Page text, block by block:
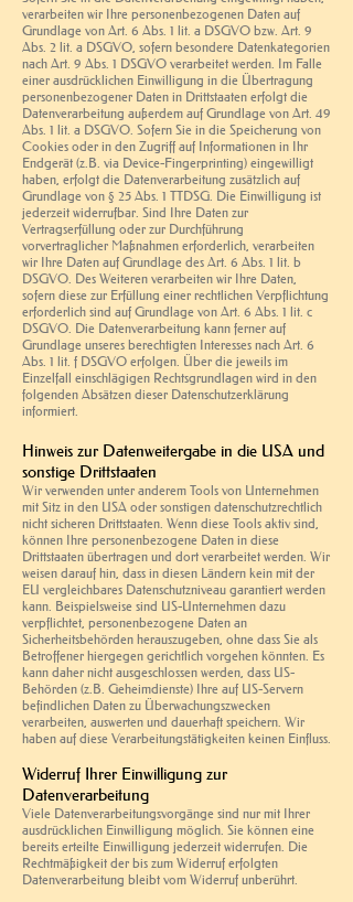
verarbeiten wir Ihre personenbezogenen Daten auf
Grundlage von Art. 6 Abs. 1 lit. a DSGVO bzw. Art. 9
Abs. 2 lit. a DSGVO, sofern besondere Datenkategorien
nach Art. 9 Abs. 1 DSGVO verarbeitet werden. Im Falle
einer ausdrücklichen Einwilligung in die Übertragung
personenbezogener Daten in Drittstaaten erfolgt die
Datenverarbeitung außerdem auf Grundlage von Art. 49
Abs. 1 lit. a DSGVO. Sofern Sie in die Speicherung von
Cookies oder in den Zugriff auf Informationen in Ihr
Endgerät (z.B. via Device-Fingerprinting) eingewilligt
haben, erfolgt die Datenverarbeitung zusätzlich auf
Grundlage von § 25 Abs. 1 TTDSG. Die Einwilligung ist
jederzeit widerrufbar. Sind Ihre Daten zur
Vertragserfüllung oder zur Durchführung
vorvertraglicher Maßnahmen erforderlich, verarbeiten
wir Ihre Daten auf Grundlage des Art. 6 Abs. 1 lit. b
DSGVO. Des Weiteren verarbeiten wir Ihre Daten,
sofern diese zur Erfüllung einer rechtlichen Verpflichtung
erforderlich sind auf Grundlage von Art. 6 Abs. 1 lit. c
DSGVO. Die Datenverarbeitung kann ferner auf
Grundlage unseres berechtigten Interesses nach Art. 6
Abs. 1 lit. f DSGVO erfolgen. Über die jeweils im
Einzelfall einschlägigen Rechtsgrundlagen wird in den
folgenden Absätzen dieser Datenschutzerklärung
informiert.
Hinweis zur Datenweitergabe in die USA und
sonstige Drittstaaten
Wir verwenden unter anderem Tools von Unternehmen
mit Sitz in den USA oder sonstigen datenschutzrechtlich
nicht sicheren Drittstaaten. Wenn diese Tools aktiv sind,
können Ihre personenbezogene Daten in diese
Drittstaaten übertragen und dort verarbeitet werden. Wir
weisen darauf hin, dass in diesen Ländern kein mit der
EU vergleichbares Datenschutzniveau garantiert werden
kann. Beispielsweise sind US-Unternehmen dazu
verpflichtet, personenbezogene Daten an
Sicherheitsbehörden herauszugeben, ohne dass Sie als
Betroffener hiergegen gerichtlich vorgehen könnten. Es
kann daher nicht ausgeschlossen werden, dass US-
Behörden (z.B. Geheimdienste) Ihre auf US-Servern
befindlichen Daten zu Überwachungszwecken
verarbeiten, auswerten und dauerhaft speichern. Wir
haben auf diese Verarbeitungstätigkeiten keinen Einfluss.
Widerruf Ihrer Einwilligung zur
Datenverarbeitung
Viele Datenverarbeitungsvorgänge sind nur mit Ihrer
ausdrücklichen Einwilligung möglich. Sie können eine
bereits erteilte Einwilligung jederzeit widerrufen. Die
Rechtmäßigkeit der bis zum Widerruf erfolgten
Datenverarbeitung bleibt vom Widerruf unberührt.